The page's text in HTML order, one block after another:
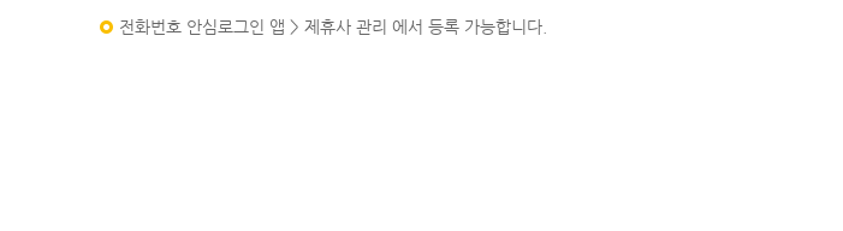
전화번호 안심로그인 앱 > 제휴사 관리 에서 등록 가능합니다.